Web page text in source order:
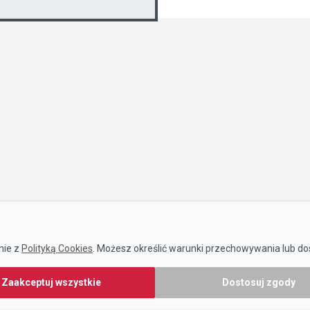
z Polityką Cookies . Możesz określić warunki przechowywania lub
Zaakceptuj wszystkie Dostosuj zgody